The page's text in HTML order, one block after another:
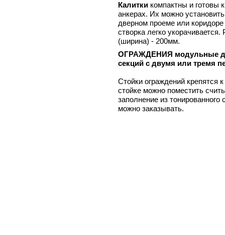
Калитки компактны и готовы
анкерах. Их можно
дверном проеме или
створка легко
(ширина) - 200мм.
ОГРАЖДЕНИЯ модульные
секций с двумя или тремя
Стойки ограждений крепятся
стойке можно поместить
заполнение из
можно заказывать.